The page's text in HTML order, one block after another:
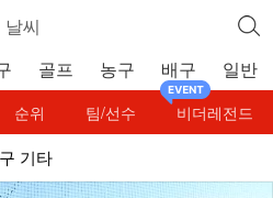
날씨
골프 농구 배구 일반
순위 팀/선수 비더레전드
기타